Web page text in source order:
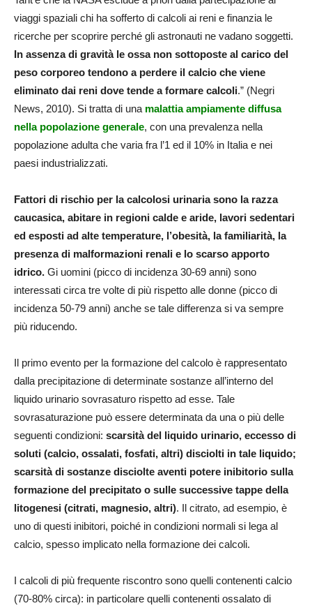
viaggi spaziali chi ha sofferto di calcoli ai reni e finanzia le
ricerche per scoprire perché gli astronauti ne vadano soggetti.
In assenza di gravità le ossa non sottoposte al carico del
peso corporeo tendono a perdere il calcio che viene
eliminato dai reni dove tende a formare calcoli.” (Negri
News, 2010). Si tratta di una malattia ampiamente diffusa
nella popolazione generale, con una prevalenza nella
popolazione adulta che varia fra l’1 ed il 10% in Italia e nei
paesi industrializzati.
Fattori di rischio per la calcolosi urinaria sono la razza
caucasica, abitare in regioni calde e aride, lavori sedentari
ed esposti ad alte temperature, l’obesità, la familiarità, la
presenza di malformazioni renali e lo scarso apporto
idrico. Gi uomini (picco di incidenza 30-69 anni) sono
interessati circa tre volte di più rispetto alle donne (picco di
incidenza 50-79 anni) anche se tale differenza si va sempre
più riducendo.
Il primo evento per la formazione del calcolo è rappresentato
dalla precipitazione di determinate sostanze all’interno del
liquido urinario sovrasaturo rispetto ad esse. Tale
sovrasaturazione può essere determinata da una o più delle
seguenti condizioni: scarsità del liquido urinario, eccesso di
soluti (calcio, ossalati, fosfati, altri) disciolti in tale liquido;
scarsità di sostanze disciolte aventi potere inibitorio sulla
formazione del precipitato o sulle successive tappe della
litogenesi (citrati, magnesio, altri). Il citrato, ad esempio, è
uno di questi inibitori, poiché in condizioni normali si lega al
calcio, spesso implicato nella formazione dei calcoli.
I calcoli di più frequente riscontro sono quelli contenenti calcio
(70-80% circa): in particolare quelli contenenti ossalato di